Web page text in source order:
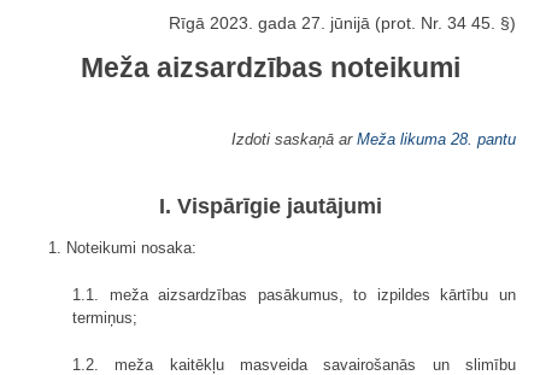
Rīgā 2023. gada 27. jūnijā (prot. Nr. 34 45. §)
Meža aizsardzības noteikumi
Izdoti saskaņā ar Meža likuma 28. pantu
I. Vispārīgie jautājumi
1. Noteikumi nosaka:
1.1. meža aizsardzības pasākumus, to izpildes kārtību un
termiņus;
1.2. meža kaitēkļu masveida savairošanās un slimību